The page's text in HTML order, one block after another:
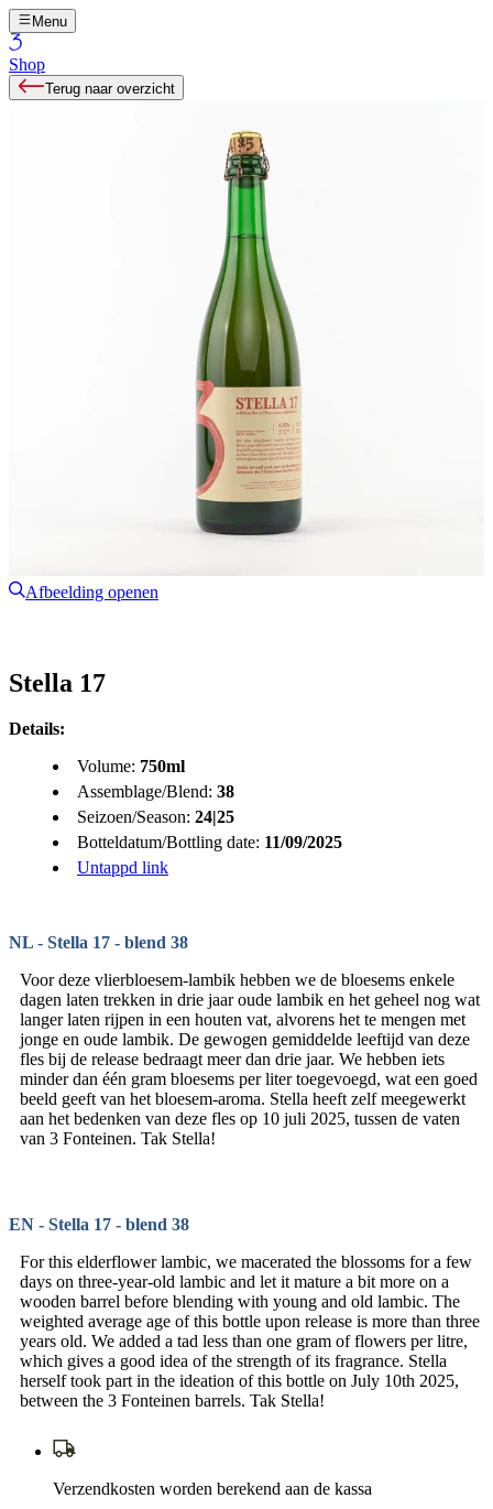
Menu
Shop
Terug naar overzicht
Afbeelding openen
Stella 17
Details:
Volume: 750ml
Assemblage/Blend: 38
Seizoen/Season: 24|25
Botteldatum/Bottling date: 11/09/2025
Untappd link
NL - Stella 17 - blend 38
Voor deze vlierbloesem-lambik hebben we de bloesems enkele
dagen laten trekken in drie jaar oude lambik en het geheel nog wat
langer laten rijpen in een houten vat, alvorens het te mengen met
jonge en oude lambik. De gewogen gemiddelde leeftijd van deze
fles bij de release bedraagt meer dan drie jaar. We hebben iets
minder dan één gram bloesems per liter toegevoegd, wat een goed
beeld geeft van het bloesem-aroma. Stella heeft zelf meegewerkt
aan het bedenken van deze fles op 10 juli 2025, tussen de vaten
van 3 Fonteinen. Tak Stella!
EN - Stella 17 - blend 38
For this elderflower lambic, we macerated the blossoms for a few
days on three-year-old lambic and let it mature a bit more on a
wooden barrel before blending with young and old lambic. The
weighted average age of this bottle upon release is more than three
years old. We added a tad less than one gram of flowers per litre,
which gives a good idea of the strength of its fragrance. Stella
herself took part in the ideation of this bottle on July 10th 2025,
between the 3 Fonteinen barrels. Tak Stella!
Verzendkosten worden berekend aan de kassa